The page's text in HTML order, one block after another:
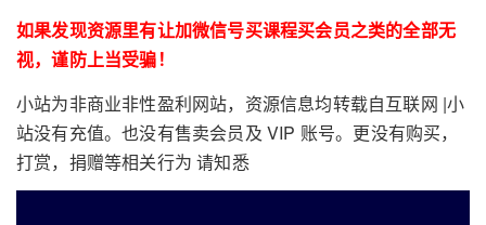
如果发现资源里有让加微信号买课程买会员之类的全部无
视，谨防上当受骗！
小站为非商业非性盈利网站，资源信息均转载自互联网 |小
站没有充值。也没有售卖会员及 VIP 账号。更没有购买，
打赏，捐赠等相关行为 请知悉